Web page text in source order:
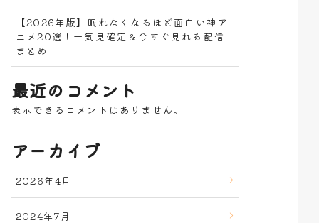
【2026年版】眠れなくなるほど面白い神ア
ニメ20選！一気見確定＆今すぐ見れる配信
まとめ
最近のコメント
表示できるコメントはありません。
アーカイブ
2026年4月
2024年7月